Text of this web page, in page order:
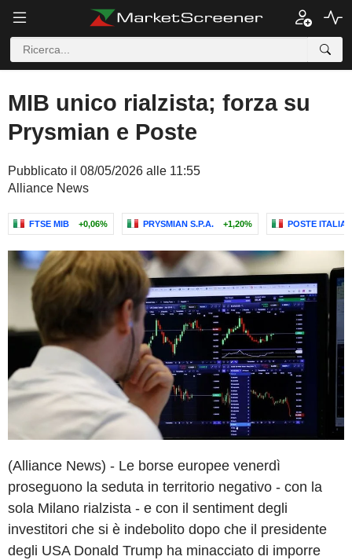
MIB unico rialzista; forza su
Prysmian e Poste
Pubblicato il 08/05/2026 alle 11:55
Alliance News
FTSE MIB +0,06% PRYSMIAN S.P.A. +1,20% POSTE
(Alliance News) - Le borse europee venerdì
proseguono la seduta in territorio negativo - con la
sola Milano rialzista - e con il sentiment degli
investitori che si è indebolito dopo che il presidente
degli USA Donald Trump ha minacciato di imporre